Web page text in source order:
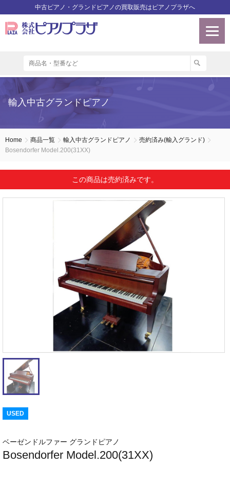
中古ピアノ・グランドピアノの買取販売はピアノプラザへ
輸入中古グランドピアノ
Home 商品一覧 輸入中古グランドピアノ
売約済み(輸入グランド)
Bosendorfer Model.200(31XX)
この商品は売約済みです。
USED
ベーゼンドルファー グランドピアノ
Bosendorfer Model.200(31XX)